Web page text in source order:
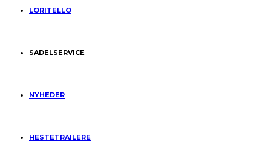
LORITELLO
SADELSERVICE
NYHEDER
HESTETRAILERE